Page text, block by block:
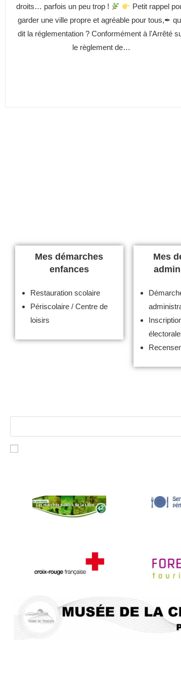
droits… parfois un peu trop !
Petit rappel
garder une ville propre et agréable pour tous,✒
dit la réglementation ? Conformément à l'Arrêté
le règlement de…
Mes démarches
enfances
Restauration scolaire
Périscolaire / Centre de
loisirs
Mes